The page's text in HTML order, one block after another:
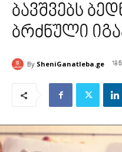
ბავშვებს
ბრძნული
By SheniGanatleba.ge 18